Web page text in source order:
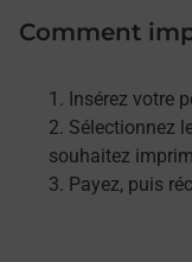
Comment
Insérez votre
Sélectionnez
souhaitez
Payez, puis